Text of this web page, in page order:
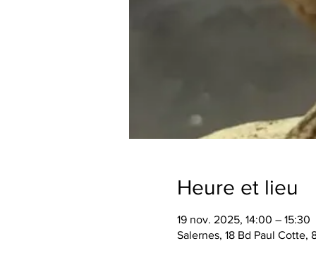
Heure et lieu
19 nov. 2025, 14:00 – 15:30
Salernes, 18 Bd Paul Cotte,